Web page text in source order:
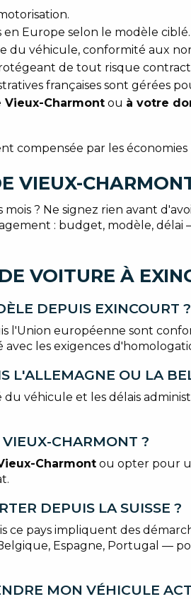
Europe selon le modèle ciblé.
du véhicule, conformité aux
de tout risque
françaises sont gérées
Charmont ou à votre
compensée par les économies
VIEUX-
? Ne signez rien avant
: budget, modèle, délai
VOITURE À
DEPUIS EXINCOURT ?
l'Union européenne sont
les exigences
L'ALLEMAGNE OU LA
véhicule et les délais
CHARMONT ?
Charmont ou opter pour
DEPUIS LA SUISSE ?
pays impliquent des
Espagne, Portugal —
MON VÉHICULE